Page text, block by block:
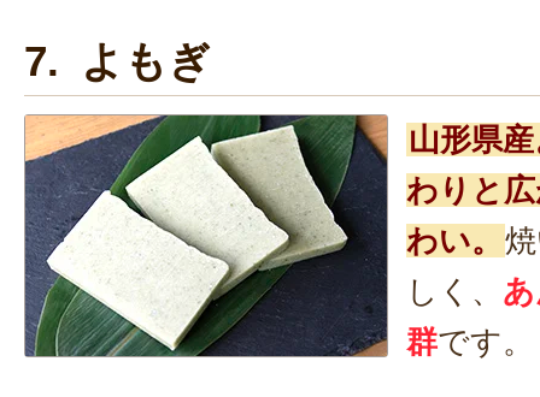
7. よもぎ
山形県
わりと
わい。
しく、
群です。